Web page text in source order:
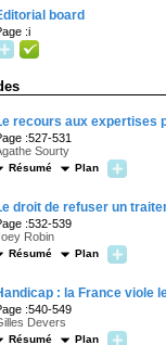
board
:i
recours aux expertises
:527-531
Sourty
Résumé Plan
droit de refuser un
:532-539
Robin
Résumé Plan
: la France viole
:540-549
Devers
Résumé Plan